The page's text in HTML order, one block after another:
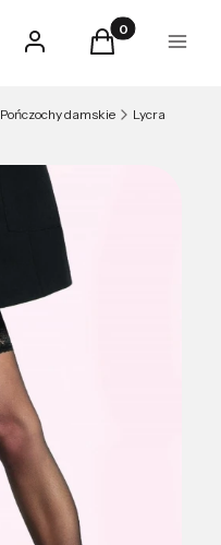
Zaloguj sięProdukty w
Koszyk Menu
Pończochy damskie Lycra